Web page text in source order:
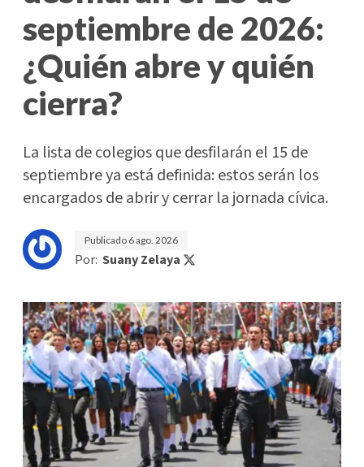
septiembre de 2026:
¿Quién abre y quién
cierra?
La lista de colegios que desfilarán el 15 de
septiembre ya está definida: estos serán los
encargados de abrir y cerrar la jornada cívica.
Publicado 6 ago. 2026
Por: Suany Zelaya